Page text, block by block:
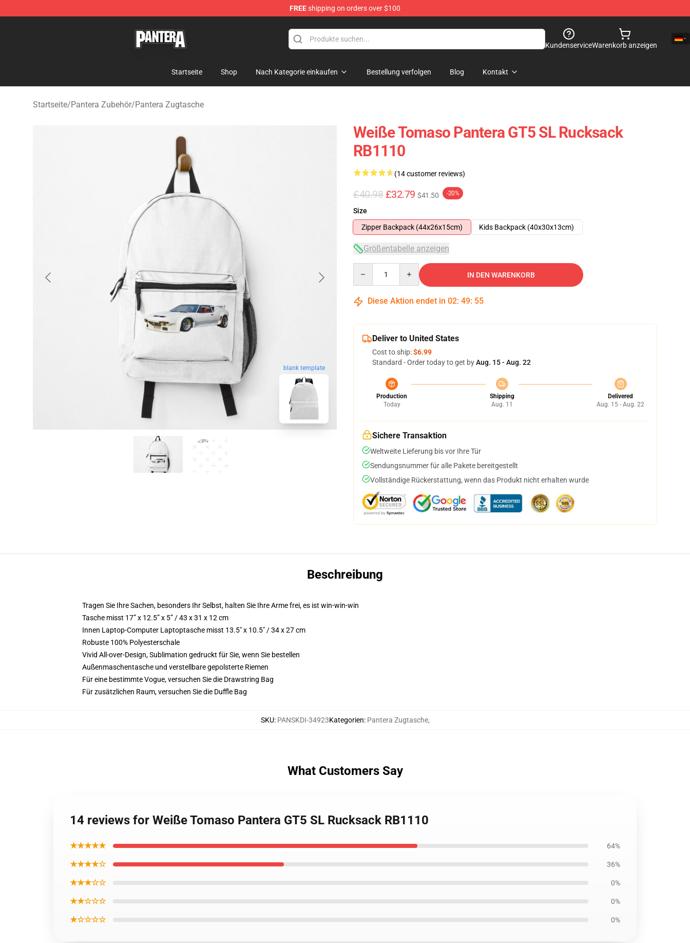
FREEshipping on orders over $100
KundenserviceWarenkorb anzeigen
Startseite Shop Nach Kategorie einkaufen Bestellung verfolgen Blog Kontakt
Startseite/Pantera Zubehör/Pantera Zugtasche
blank template
Weiße Tomaso Pantera GT5 SL Rucksack
RB1110
(14 customer reviews)
£40.98 £32.79 $41.50 -20%
Size
Zipper Backpack (44x26x15cm)
Kids Backpack (40x30x13cm)
Größentabelle anzeigen
IN DEN WARENKORB
Diese Aktion endet in 02: 49: 54
Deliver to United States
Cost to ship:$6.99
Standard - Order today to get byAug. 15 - Aug. 22
Production
Today
Shipping
Aug. 11
Delivered
Aug. 15 - Aug. 22
Sichere Transaktion
Weltweite Lieferung bis vor Ihre Tür
Sendungsnummer für alle Pakete bereitgestellt
Vollständige Rückerstattung, wenn das Produkt nicht erhalten wurde
Beschreibung
Tragen Sie Ihre Sachen, besonders Ihr Selbst, halten Sie Ihre Arme frei, es ist win-win-win
Tasche misst 17” x 12.5” x 5” / 43 x 31 x 12 cm
Innen Laptop-Computer Laptoptasche misst 13.5" x 10.5" / 34 x 27 cm
Robuste 100% Polyesterschale
Vivid All-over-Design, Sublimation gedruckt für Sie, wenn Sie bestellen
Außenmaschentasche und verstellbare gepolsterte Riemen
Für eine bestimmte Vogue, versuchen Sie die Drawstring Bag
Für zusätzlichen Raum, versuchen Sie die Duffle Bag
SKU: PANSKDI-34923Kategorien: Pantera Zugtasche,
What Customers Say
14 reviews for Weiße Tomaso Pantera GT5 SL Rucksack RB1110
★★★★★ 64%
★★★★☆ 36%
★★★☆☆ 0%
★★☆☆☆ 0%
★☆☆☆☆ 0%